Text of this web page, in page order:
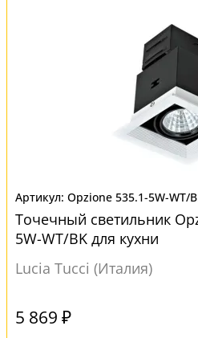
Opzione 535.1-5W-WT/
Точечный светильник
5W-WT/BK для кухни
Lucia Tucci (Италия)
5 869 ₽